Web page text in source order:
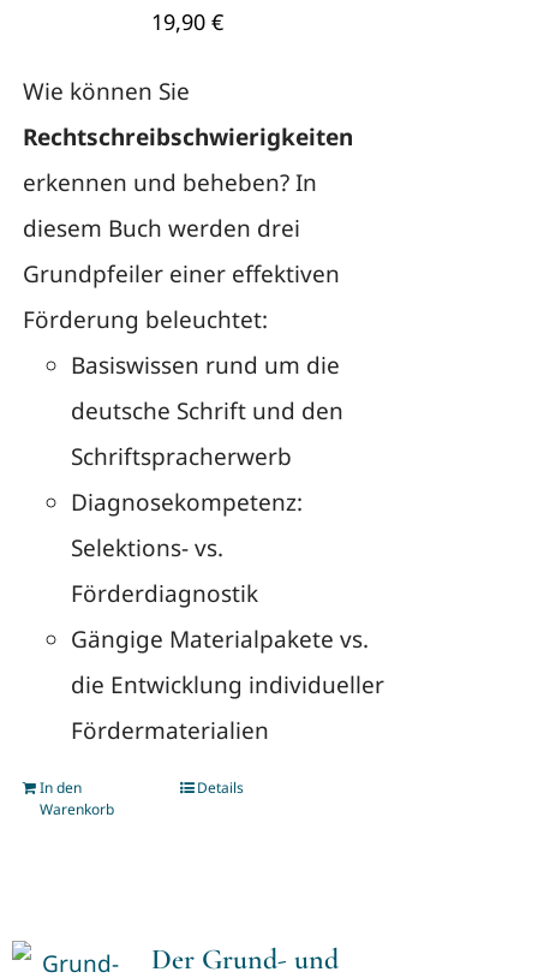
19,90 €
Wie können Sie
Rechtschreibschwierigkeiten
erkennen und beheben? In
diesem Buch werden drei
Grundpfeiler einer effektiven
Förderung beleuchtet:
Basiswissen rund um die
deutsche Schrift und den
Schriftspracherwerb
Diagnosekompetenz:
Selektions- vs.
Förderdiagnostik
Gängige Materialpakete vs.
die Entwicklung individueller
Fördermaterialien
In den
Warenkorb
Details
Der Grund- und